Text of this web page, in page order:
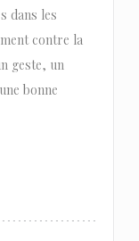
dans les
contre la
geste, un
bonne